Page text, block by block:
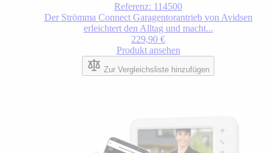
Referenz: 114500
Der Strömma Connect Garagentorantrieb von Avidsen
erleichtert den Alltag und macht...
229,90 €
Produkt ansehen
Zur Vergleichsliste hinzufügen